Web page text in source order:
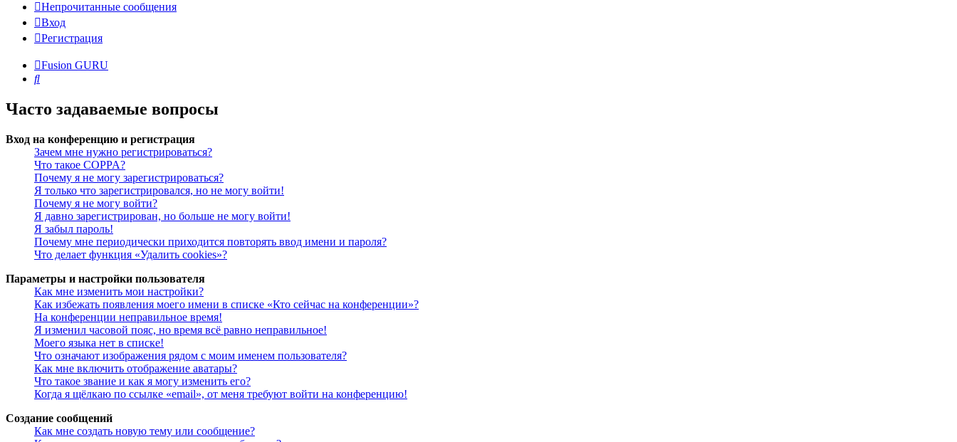
Непрочитанные сообщения
Вход
Регистрация
Fusion GURU
Поиск
Часто задаваемые вопросы
Вход на конференцию и регистрация
Зачем мне нужно регистрироваться?
Что такое COPPA?
Почему я не могу зарегистрироваться?
Я только что зарегистрировался, но не могу войти!
Почему я не могу войти?
Я давно зарегистрирован, но больше не могу войти!
Я забыл пароль!
Почему мне периодически приходится повторять ввод имени и пароля?
Что делает функция «Удалить cookies»?
Параметры и настройки пользователя
Как мне изменить мои настройки?
Как избежать появления моего имени в списке «Кто сейчас на конференции»?
На конференции неправильное время!
Я изменил часовой пояс, но время всё равно неправильное!
Моего языка нет в списке!
Что означают изображения рядом с моим именем пользователя?
Как мне включить отображение аватары?
Что такое звание и как я могу изменить его?
Когда я щёлкаю по ссылке «email», от меня требуют войти на конференцию!
Создание сообщений
Как мне создать новую тему или сообщение?